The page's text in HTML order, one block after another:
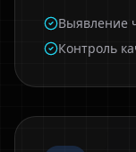
Выявление
Контроль